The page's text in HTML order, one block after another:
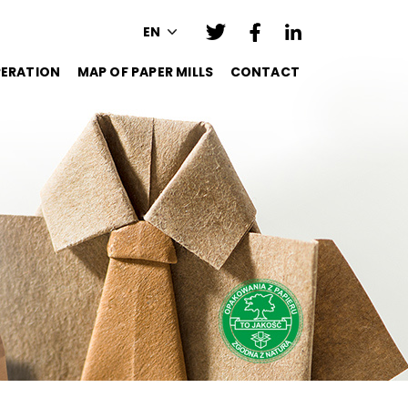
EN
MAP OF PAPER MILLS CONTACT